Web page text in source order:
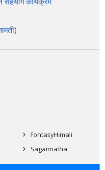
FontasyHimali
Sagarmatha